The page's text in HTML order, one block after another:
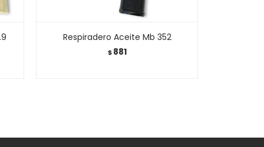
Respiradero Aceite Mb 352
$ 881